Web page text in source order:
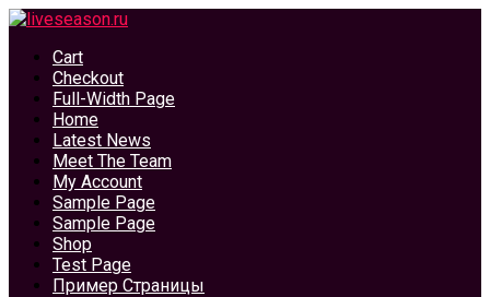
Cart
Checkout
Full-Width Page
Home
Latest News
Meet The Team
My Account
Sample Page
Sample Page
Shop
Test Page
Пример Страницы